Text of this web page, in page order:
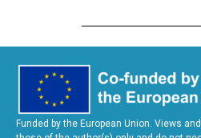
Funded by the European Union. Views